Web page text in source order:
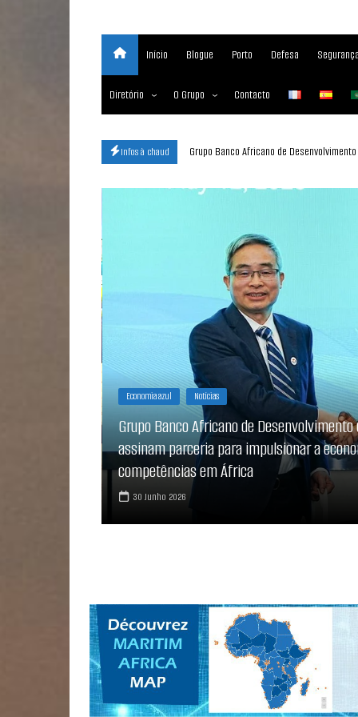
Início Blogue Porto Defesa
Diretório O Grupo
Nossos Serviços
Contacto
Infos à chaud
e o desenvolvimento de competências em ANGOLA – DEPUTADOS DA ASSEMBLEIA
Notícias
ANGOLA – INCLUSÃO DA MULHER NO
LOBITO
29 Junho 2026